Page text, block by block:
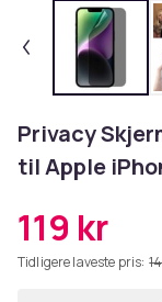
Privacy
til Apple
119 kr
Tidligere laveste pris: